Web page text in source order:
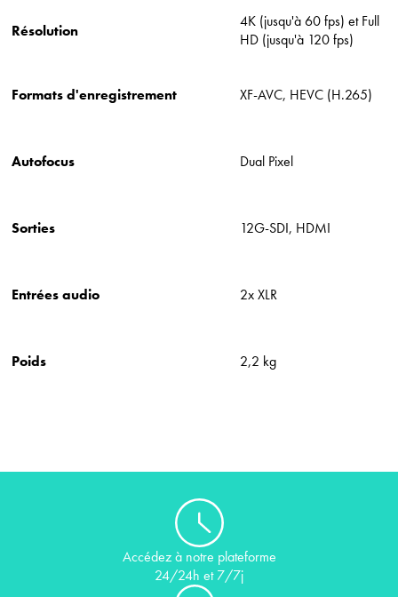
Résolution
4K (jusqu'à 60 fps) et Full
HD (jusqu'à 120 fps)
Formats d'enregistrement XF-AVC, HEVC (H.265)
Autofocus Dual Pixel
Sorties 12G-SDI, HDMI
Entrées audio 2x XLR
Poids 2,2 kg
Accédez à notre plateforme
24/24h et 7/7j